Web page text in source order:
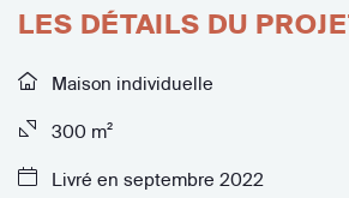
LES DÉTAILS DU
Maison individuelle
300 m²
Livré en septembre 2022